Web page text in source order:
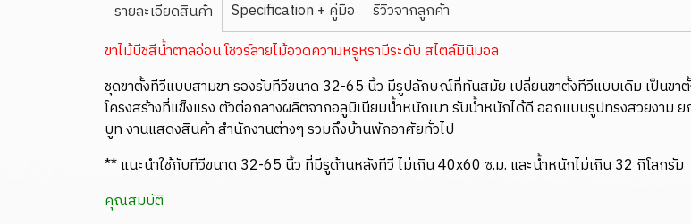
รายละเอียดสินค้า Specification + คู่มือ
รีวิวจากลูกค้า
ขาไม้บีชสีน้ำตาลอ่อน โชวร์ลายไม้อวดความหรูหรามีระดับ สไตล์มินิมอล
ชุดขาตั้งทีวีแบบสามขา รองรับทีวีขนาด 32-65 นิ้ว มีรูปลักษณ์ที่ทันสมัย เปลี่ยนขาตั้งทีวีแบบเดิม เป็นขา
โครงสร้างที่แข็งแรง ตัวต่อกลางผลิตจากอลูมิเนียมน้ำหนักเบา รับน้ำหนักได้ดี ออกแบบรูปทรงสวยงาม
บูท งานแสดงสินค้า สำนักงานต่างๆ รวมถึงบ้านพักอาศัยทั่วไป
** แนะนำใช้กับทีวีขนาด 32-65 นิ้ว ที่มีรูด้านหลังทีวี ไม่เกิน 40x60 ซ.ม. และน้ำหนักไม่เกิน 32 กิโลกรัม
คุณสมบัติ